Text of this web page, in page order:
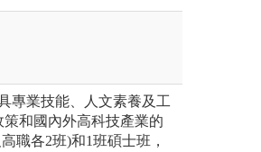
專業技能、人文素養及工
和國內外高科技產業的
職各2班)和1班碩士班，